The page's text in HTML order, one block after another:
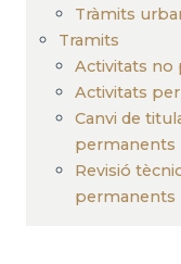
Tràmits
Tramits
Activitats no
Activitats
Canvi de
permanents
Revisió
permanents